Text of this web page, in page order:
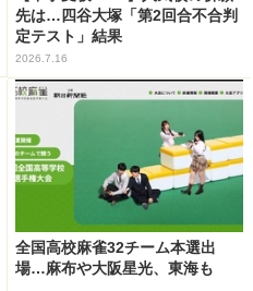
先は…四谷大塚「第2回合不合判
定テスト」結果
2026.7.16
全国高校麻雀32チーム本選出
場…麻布や大阪星光、東海も